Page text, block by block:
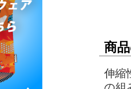
商
伸縮